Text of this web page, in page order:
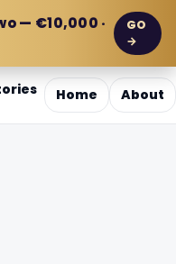
— €10,000 ·
GO
→
Home About